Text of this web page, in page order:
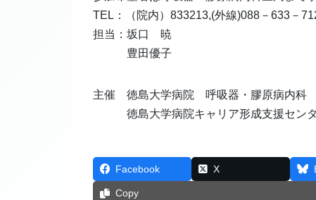
TEL：（院内）833213,(外線)088－633－
担当：坂口 暁
豊田優子
主催 徳島大学病院 呼吸器・膠原病内科
徳島大学病院キャリア形成支援セン
Facebook X
Copy